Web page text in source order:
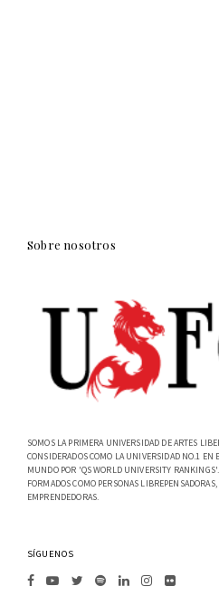
Sobre nosotros
SOMOS LA PRIMERA UNIVERSIDAD DE ARTES
CONSIDERADOS COMO LA UNIVERSIDAD NO.1 EN
MUNDO POR 'QS WORLD UNIVERSITY
FORMADOS COMO PERSONAS
EMPRENDEDORAS.
SÍGUENOS